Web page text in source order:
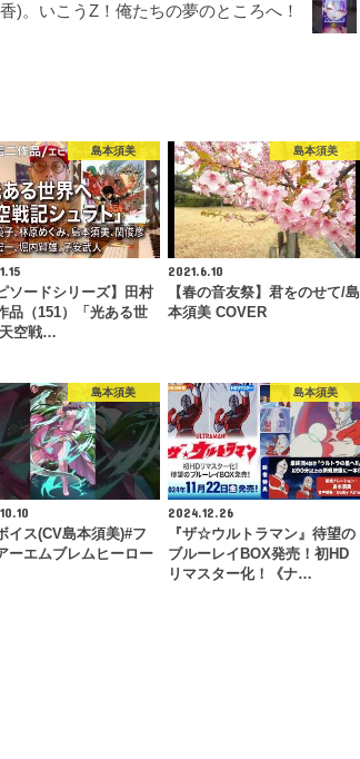
)。いこうZ！俺たちの夢のところへ！
島本須美
ソードシリーズ】田村
品（151）「光ある世
空戦…
島本須美
2021.6.10
【春の音友祭】君をのせて/島
本須美 COVER
島本須美
イス(CV島本須美)#フ
ーエムブレムヒーロー
島本須美
2024.12.26
『ザ☆ウルトラマン』待望の
ブルーレイBOX発売！初HD
リマスター化！《ナ…